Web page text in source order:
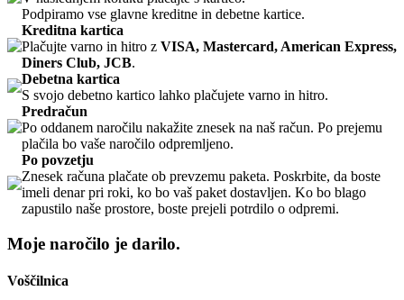
Podpiramo vse glavne kreditne in debetne kartice.
Kreditna kartica
Plačujte varno in hitro z VISA, Mastercard, American Express,
Diners Club, JCB.
Debetna kartica
S svojo debetno kartico lahko plačujete varno in hitro.
Predračun
Po oddanem naročilu nakažite znesek na naš račun. Po prejemu
plačila bo vaše naročilo odpremljeno.
Po povzetju
Znesek računa plačate ob prevzemu paketa. Poskrbite, da boste
imeli denar pri roki, ko bo vaš paket dostavljen. Ko bo blago
zapustilo naše prostore, boste prejeli potrdilo o odpremi.
Moje naročilo je darilo.
Voščilnica